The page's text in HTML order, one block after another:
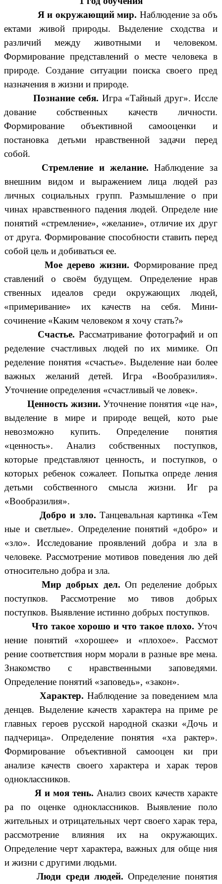
Я и окружающий мир. Наблюдение за объ
ектами живой природы. Выделение сходства и
различий между животными и человеком.
Формирование представлений о месте человека в
природе. Создание ситуации поиска своего пред
назначения в жизни и природе.
Познание себя. Игра «Тайный друг». Иссле
дование собственных качеств личности.
Формирование объективной самооценки и
постановка детьми нравственной задачи перед
собой.
Стремление и желание. Наблюдение за
внешним видом и выражением лица людей раз
личных социальных групп. Размышление о при
чинах нравственного падения людей. Определе ние
понятий «стремление», «желание», отличие их друг
от друга. Формирование способности ставить перед
собой цель и добиваться ее.
Мое дерево жизни. Формирование пред
ставлений о своём будущем. Определение нрав
ственных идеалов среди окружающих людей,
«примеривание» их качеств на себя. Мини-
сочинение «Каким человеком я хочу стать?»
Счастье. Рассматривание фотографий и оп
ределение счастливых людей по их мимике. Оп
ределение понятия «счастье». Выделение наи более
важных желаний детей. Игра «Вообразилия».
Уточнение определения «счастливый че ловек».
Ценность жизни. Уточнение понятия «це на»,
выделение в мире и природе вещей, кото рые
невозможно купить. Определение понятия
«ценность». Анализ собственных поступков,
которые представляют ценность, и поступков, о
которых ребенок сожалеет. Попытка опреде ления
детьми собственного смысла жизни. Иг ра
«Вообразилия».
Добро и зло. Танцевальная картинка «Тем
ные и светлые». Определение понятий «добро» и
«зло». Исследование проявлений добра и зла в
человеке. Рассмотрение мотивов поведения лю дей
относительно добра и зла.
Мир добрых дел. Оп ределение добрых
поступков. Рассмотрение мо тивов добрых
поступков. Выявление истинно добрых поступков.
Что такое хорошо и что такое плохо. Уточ
нение понятий «хорошее» и «плохое». Рассмот
рение соответствия норм морали в разные вре мена.
Знакомство с нравственными заповедями.
Определение понятий «заповедь», «закон».
Характер. Наблюдение за поведением мла
денцев. Выделение качеств характера на приме ре
главных героев русской народной сказки «Дочь и
падчерица». Определение понятия «ха рактер».
Формирование объективной самооцен ки при
анализе качеств своего характера и харак теров
одноклассников.
Я и моя тень. Анализ своих качеств характе
ра по оценке одноклассников. Выявление поло
жительных и отрицательных черт своего харак тера,
рассмотрение влияния их на окружающих.
Определение черт характера, важных для обще ния
и жизни с другими людьми.
Люди среди людей. Определение понятия